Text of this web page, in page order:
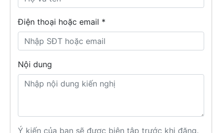
Điện thoại hoặc email *
Nội dung
Ý kiến của bạn sẽ được biên tập trước khi đăng.